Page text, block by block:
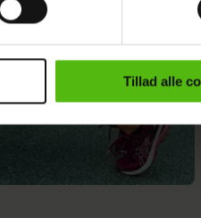
på vores hjemmeside. Vi
hermed i både
Tillad alle